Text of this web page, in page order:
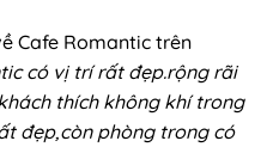
Cafe Romantic trên
có vị trí rất đẹp.rộng rãi
thích không khí trong
đẹp,còn phòng trong có